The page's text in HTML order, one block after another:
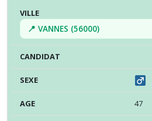
📍 VANNES (56000)
47